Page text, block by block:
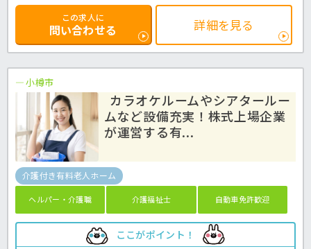
この求人に
問い合わせる 詳細を見る
小樽市
カラオケルームやシアタールー
ムなど設備充実！株式上場企業
が運営する有...
介護付き有料老人ホーム
ヘルパー・介護職 介護福祉士 自動車免許歓迎
ここがポイント！